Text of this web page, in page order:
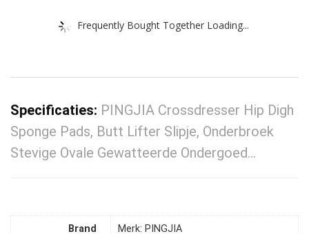
Frequently Bought Together Loading...
Specificaties: PINGJIA Crossdresser Hip Digh
Sponge Pads, Butt Lifter Slipje, Onderbroek
Stevige Ovale Gewatteerde Ondergoed…
Brand Merk: PINGJIA